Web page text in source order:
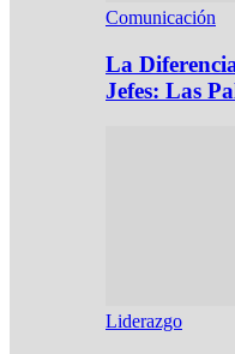
Comunicación
La
Jefes: Las
Liderazgo